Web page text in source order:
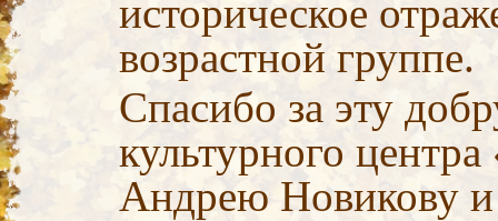
историческое
возрастной группе.
Спасибо за эту
культурного
Андрею Новикову и